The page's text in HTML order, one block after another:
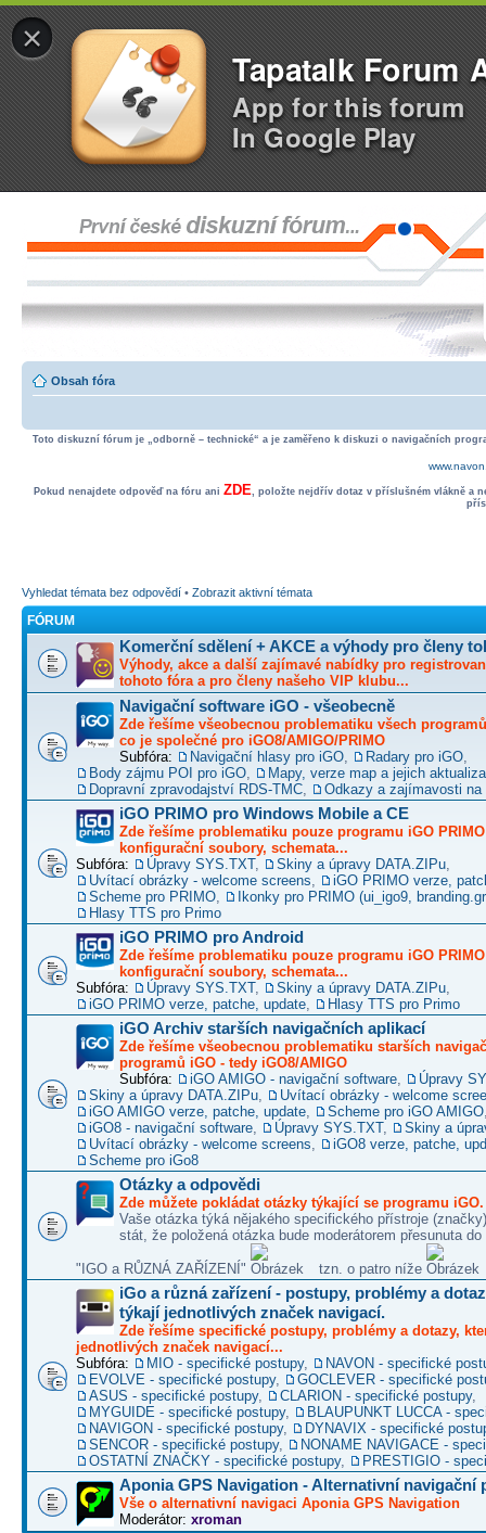
×
Tapatalk Forum
App for this forum
In Google Play
Obsah fóra
Toto diskuzní fórum je „odborně – technické“ a je zaměřeno k diskuzi o navigačních
Pokud nenajdete odpověď na fóru ani ZDE, položte nejdřív dotaz v příslušném vlákně a
Vyhledat témata bez odpovědí • Zobrazit aktivní témata
FÓRUM
Komerční sdělení + AKCE a výhody pro členy
Výhody, akce a další zajímavé nabídky pro
tohoto fóra a pro členy našeho VIP klubu...
Navigační software iGO - všeobecně
Zde řešíme všeobecnou problematiku všech
co je společné pro iGO8/AMIGO/PRIMO
Subfóra:
Navigační hlasy pro iGO Radary pro iGO
Body zájmu POI pro iGO
Mapy, verze map a jejich
Dopravní zpravodajství RDS-TMC
Odkazy a zajímavosti na
iGO PRIMO pro Windows Mobile a CE
Zde řešíme problematiku pouze programu iGO
konfigurační soubory, schemata...
Subfóra:
Úpravy SYS.TXT, Skiny a úpravy DATA.ZIPu
Uvítací obrázky - welcome screens
iGO PRIMO verze,
Scheme pro PRIMO
Ikonky pro PRIMO (ui_igo9,
Hlasy TTS pro Primo
iGO PRIMO pro Android
Zde řešíme problematiku pouze programu iGO
konfigurační soubory, schemata...
Subfóra:
Úpravy SYS.TXT, Skiny a úpravy DATA.ZIPu
iGO PRIMO verze, patche, update
Hlasy TTS pro Primo
iGO Archiv starších navigačních aplikací
Zde řešíme všeobecnou problematiku starších
programů iGO - tedy iGO8/AMIGO
Subfóra:
iGO AMIGO - navigační software
Úpravy
Skiny a úpravy DATA.ZIPu
Uvítací obrázky - welcome
iGO AMIGO verze, patche, update
Scheme pro iGO AMIGO
iGO8 - navigační software
Úpravy SYS.TXT,
Skiny a
Uvítací obrázky - welcome screens
iGO8 verze, patche,
Scheme pro iGo8
Otázky a odpovědi
Zde můžete pokládat otázky týkající se programu iGO.
Vaše otázka týká nějakého specifického přístroje
stát, že položená otázka bude moderátorem přesunuta do
"IGO a RŮZNÁ ZAŘÍZENÍ" tzn. o patro níže
iGo a různá zařízení - postupy, problémy a
týkají jednotlivých značek navigací.
Zde řešíme specifické postupy, problémy a dotazy,
jednotlivých značek navigací...
Subfóra:
MIO - specifické postupy,
NAVON - specifické
EVOLVE - specifické postupy,
GOCLEVER - specifické
ASUS - specifické postupy, CLARION - specifické postupy,
MYGUIDE - specifické postupy,
BLAUPUNKT LUCCA -
NAVIGON - specifické postupy,
DYNAVIX - specifické
SENCOR - specifické postupy,
NONAME NAVIGACE -
OSTATNÍ ZNAČKY - specifické postupy, PRESTIGIO -
Aponia GPS Navigation - Alternativní navigační
Vše o alternativní navigaci Aponia GPS Navigation
Moderátor: xroman